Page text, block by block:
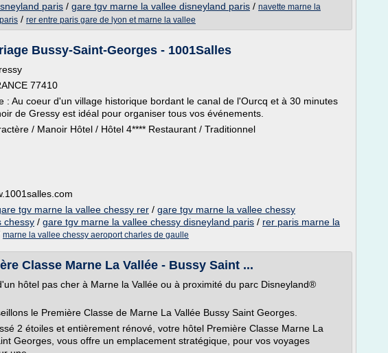
paris / gare tgv marne la vallee disneyland paris / navette marne la
/ rer entre paris gare de lyon et marne la vallee
Bussy-Saint-Georges - 1001Salles
77410
: Au coeur d'un village historique bordant le canal de l'Ourcq et à 30 minutes
de Gressy est idéal pour organiser tous vos événements.
/ Manoir Hôtel / Hôtel 4**** Restaurant / Traditionnel
tgv marne la vallee chessy rer / gare tgv marne la vallee chessy
chessy / gare tgv marne la vallee chessy disneyland paris / rer paris marne la
marne la vallee chessy aeroport charles de gaulle
Classe Marne La Vallée - Bussy Saint ...
hôtel pas cher à Marne la Vallée ou à proximité du parc Disneyland®
le Première Classe de Marne La Vallée Bussy Saint Georges.
2 étoiles et entièrement rénové, votre hôtel Première Classe Marne La
Georges, vous offre un emplacement stratégique, pour vos voyages